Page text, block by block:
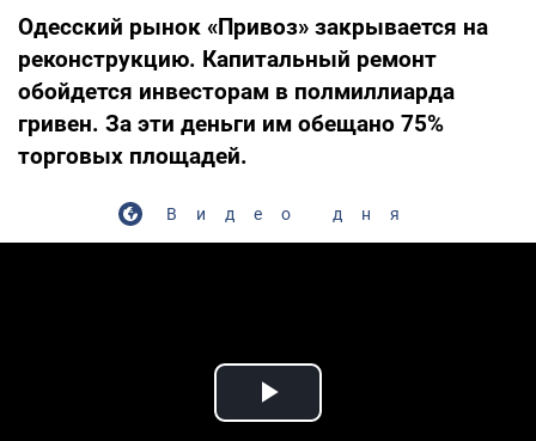
Одесский рынок «Привоз» закрывается на
реконструкцию. Капитальный ремонт
обойдется инвесторам в полмиллиарда
гривен. За эти деньги им обещано 75%
торговых площадей.
Видео дня
Play Video